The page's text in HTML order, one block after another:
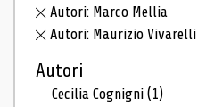
Autori: Marco Mellia
Autori: Maurizio Vivarelli
Autori
Cecilia Cognigni(1)